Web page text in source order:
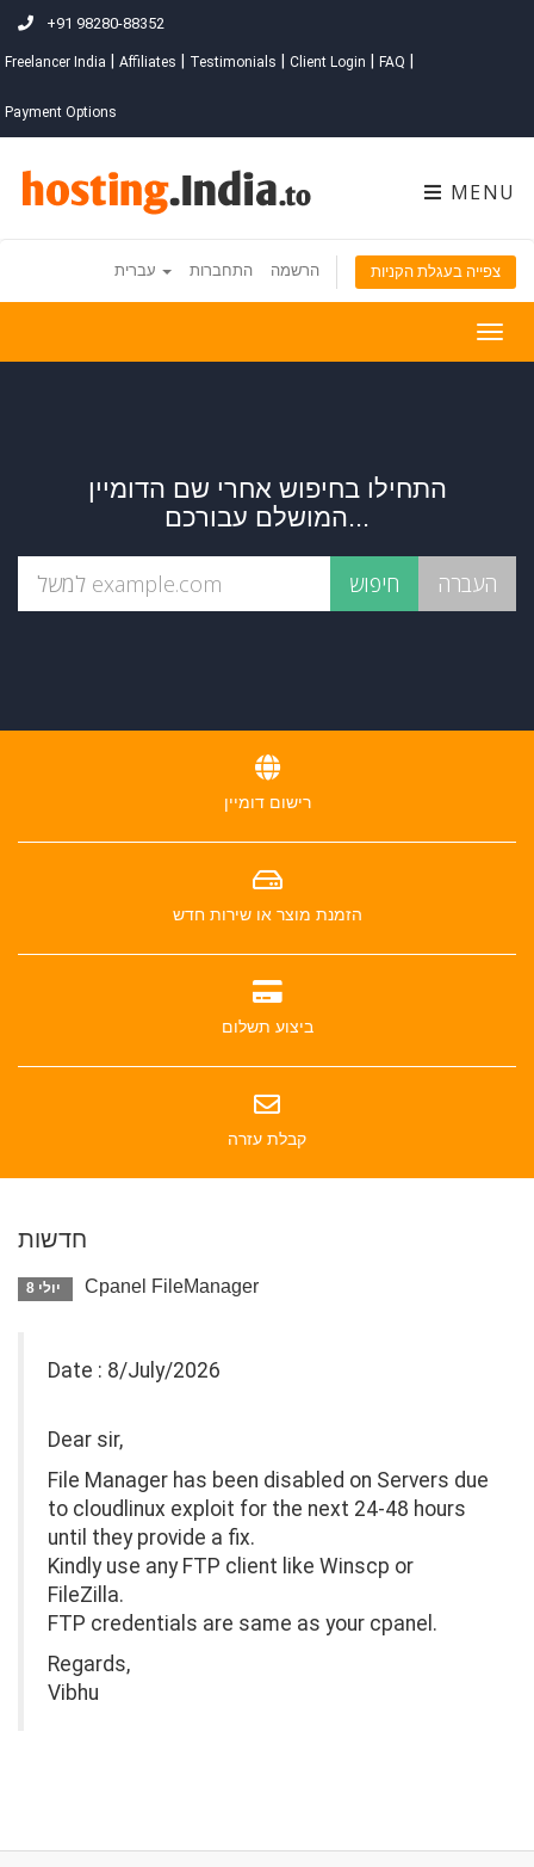
+91 98280-88352
Freelancer India Affiliates Testimonials Client Login FAQ
Payment Options
MENU
התחברות הרשמה צפייה בעגלת הקניות
התחילו בחיפוש אחרי שם הדומיין
המושלם עבורכם...
רישום דומיין
הזמנת מוצר או שירות חדש
ביצוע תשלום
קבלת עזרה
חדשות
Cpanel FileManager
Date : 8/July/2026
Dear sir,
File Manager has been disabled on Servers due
to cloudlinux exploit for the next 24-48 hours
until they provide a fix.
Kindly use any FTP client like Winscp or
FileZilla.
FTP credentials are same as your cpanel.
Regards,
Vibhu